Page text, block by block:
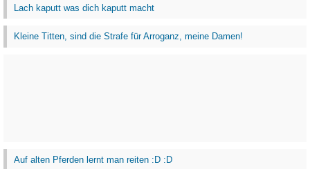
Lach kaputt was dich kaputt macht
Kleine Titten, sind die Strafe für Arroganz, meine Damen!
Auf alten Pferden lernt man reiten :D :D